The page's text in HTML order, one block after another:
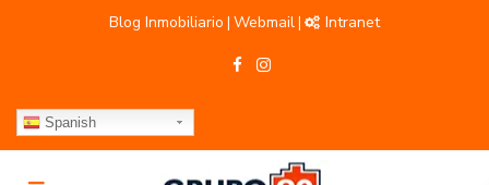
Blog Inmobiliario | Webmail| Intranet
Spanish